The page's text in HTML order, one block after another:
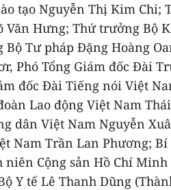
tạo Nguyễn Thị Kim Chi;
Hưng; Thứ trưởng Bộ
Tư pháp Đặng Hoàng
Phó Tổng Giám đốc Đài
đốc Đài Tiếng nói Việt
Lao động Việt Nam
dân Việt Nam Nguyễn
Nam Trần Lan Phương;
Cộng sản Hồ Chí
Y tế Lê Thanh Dũng